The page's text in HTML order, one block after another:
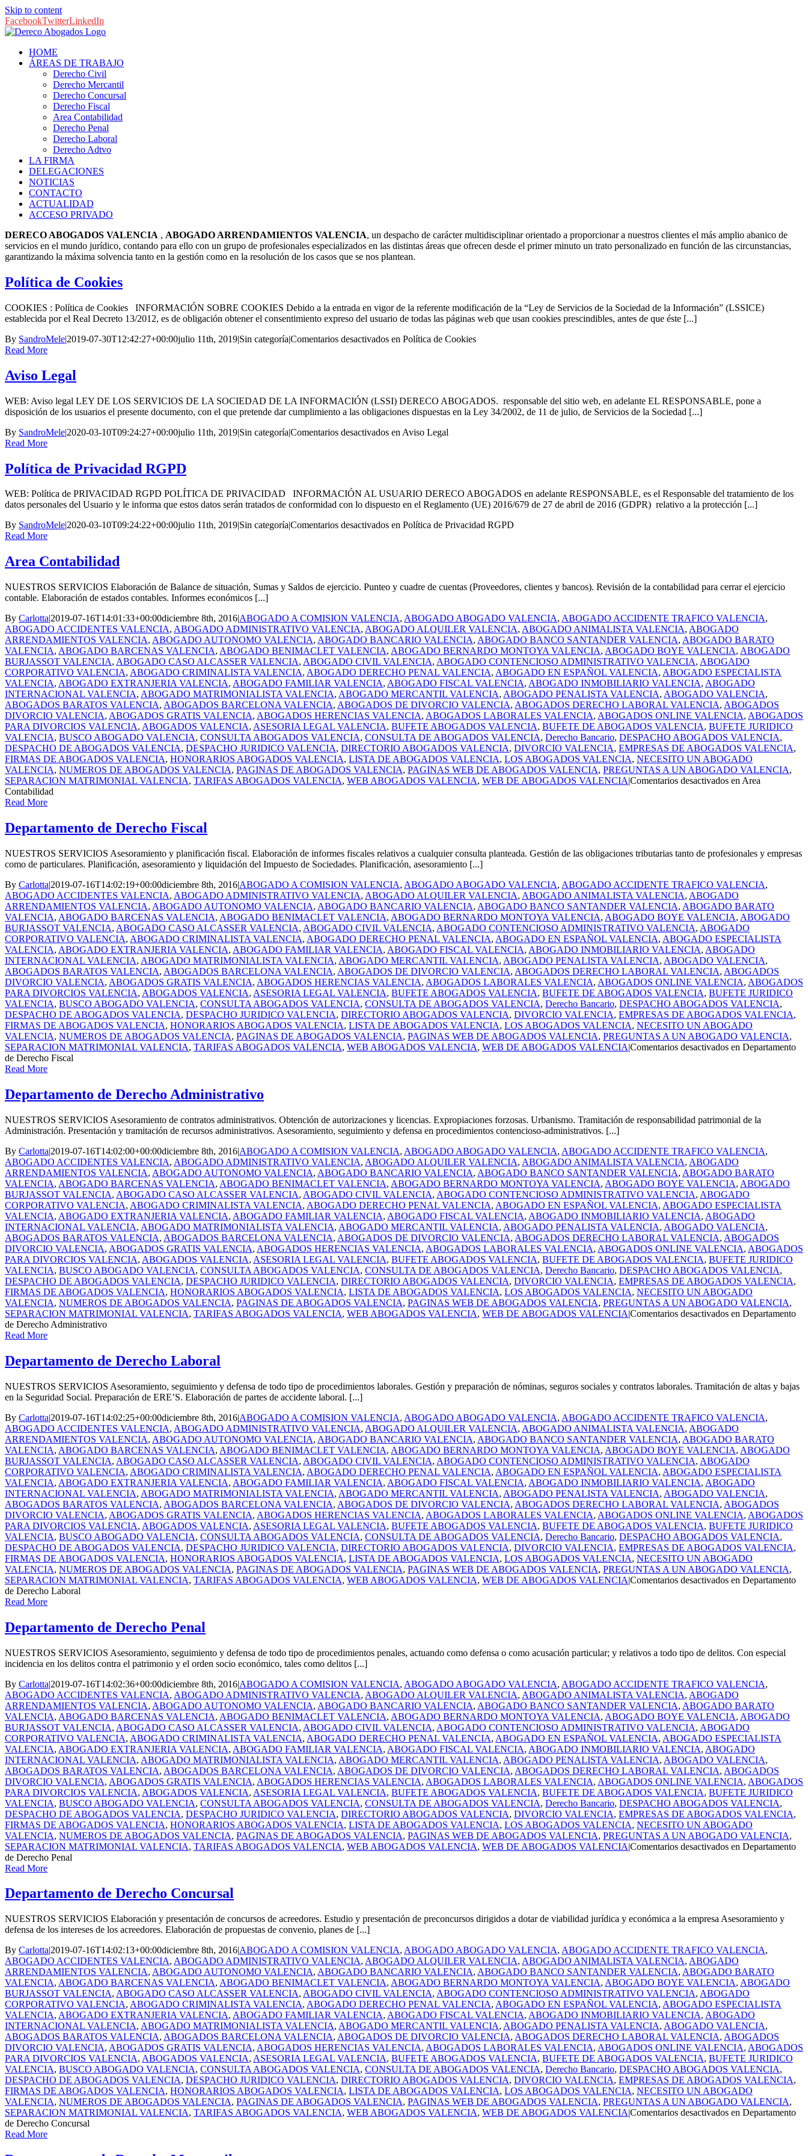
Skip to content
FacebookTwitterLinkedIn
HOME
ÁREAS DE TRABAJO
Derecho Civil
Derecho Mercantil
Derecho Concursal
Derecho Fiscal
Area Contabilidad
Derecho Penal
Derecho Laboral
Derecho Adtvo
LA FIRMA
DELEGACIONES
NOTICIAS
CONTACTO
ACTUALIDAD
ACCESO PRIVADO
DERECO ABOGADOS VALENCIA , ABOGADO ARRENDAMIENTOS VALENCIA, un despacho de carácter multidisciplinar orientado a proporcionar a nuestros clientes el más amplio abanico de
servicios en el mundo jurídico, contando para ello con un grupo de profesionales especializados en las distintas áreas que ofrecen desde el primer minuto un trato personalizado en función de las circunstancias,
garantizando la máxima solvencia tanto en la gestión como en la resolución de los casos que se nos plantean.
Política de Cookies
COOKIES : Política de Cookies INFORMACIÓN SOBRE COOKIES Debido a la entrada en vigor de la referente modificación de la “Ley de Servicios de la Sociedad de la Información” (LSSICE)
establecida por el Real Decreto 13/2012, es de obligación obtener el consentimiento expreso del usuario de todas las páginas web que usan cookies prescindibles, antes de que éste [...]
By SandroMele|2019-07-30T12:42:27+00:00julio 11th, 2019|Sin categoría|Comentarios desactivados en Política de Cookies
Read More
Aviso Legal
WEB: Aviso legal LEY DE LOS SERVICIOS DE LA SOCIEDAD DE LA INFORMACIÓN (LSSI) DERECO ABOGADOS. responsable del sitio web, en adelante EL RESPONSABLE, pone a
disposición de los usuarios el presente documento, con el que pretende dar cumplimiento a las obligaciones dispuestas en la Ley 34/2002, de 11 de julio, de Servicios de la Sociedad [...]
By SandroMele|2020-03-10T09:24:27+00:00julio 11th, 2019|Sin categoría|Comentarios desactivados en Aviso Legal
Read More
Política de Privacidad RGPD
WEB: Política de PRIVACIDAD RGPD POLÍTICA DE PRIVACIDAD INFORMACIÓN AL USUARIO DERECO ABOGADOS en adelante RESPONSABLE, es el Responsable del tratamiento de los
datos personales del Usuario y le informa que estos datos serán tratados de conformidad con lo dispuesto en el Reglamento (UE) 2016/679 de 27 de abril de 2016 (GDPR) relativo a la protección [...]
By SandroMele|2020-03-10T09:24:22+00:00julio 11th, 2019|Sin categoría|Comentarios desactivados en Política de Privacidad RGPD
Read More
Area Contabilidad
NUESTROS SERVICIOS Elaboración de Balance de situación, Sumas y Saldos de ejercicio. Punteo y cuadre de cuentas (Proveedores, clientes y bancos). Revisión de la contabilidad para cerrar el ejercicio
contable. Elaboración de estados contables. Informes económicos [...]
By Carlotta|2019-07-16T14:01:33+00:00diciembre 8th, 2016|ABOGADO A COMISION VALENCIA, ABOGADO ABOGADO VALENCIA, ABOGADO ACCIDENTE TRAFICO VALENCIA,
ABOGADO ACCIDENTES VALENCIA, ABOGADO ADMINISTRATIVO VALENCIA, ABOGADO ALQUILER VALENCIA, ABOGADO ANIMALISTA VALENCIA, ABOGADO
ARRENDAMIENTOS VALENCIA, ABOGADO AUTONOMO VALENCIA, ABOGADO BANCARIO VALENCIA, ABOGADO BANCO SANTANDER VALENCIA, ABOGADO BARATO
VALENCIA, ABOGADO BARCENAS VALENCIA, ABOGADO BENIMACLET VALENCIA, ABOGADO BERNARDO MONTOYA VALENCIA, ABOGADO BOYE VALENCIA, ABOGADO
BURJASSOT VALENCIA, ABOGADO CASO ALCASSER VALENCIA, ABOGADO CIVIL VALENCIA, ABOGADO CONTENCIOSO ADMINISTRATIVO VALENCIA, ABOGADO
CORPORATIVO VALENCIA, ABOGADO CRIMINALISTA VALENCIA, ABOGADO DERECHO PENAL VALENCIA, ABOGADO EN ESPAÑOL VALENCIA, ABOGADO ESPECIALISTA
VALENCIA, ABOGADO EXTRANJERIA VALENCIA, ABOGADO FAMILIAR VALENCIA, ABOGADO FISCAL VALENCIA, ABOGADO INMOBILIARIO VALENCIA, ABOGADO
INTERNACIONAL VALENCIA, ABOGADO MATRIMONIALISTA VALENCIA, ABOGADO MERCANTIL VALENCIA, ABOGADO PENALISTA VALENCIA, ABOGADO VALENCIA,
ABOGADOS BARATOS VALENCIA, ABOGADOS BARCELONA VALENCIA, ABOGADOS DE DIVORCIO VALENCIA, ABOGADOS DERECHO LABORAL VALENCIA, ABOGADOS
DIVORCIO VALENCIA, ABOGADOS GRATIS VALENCIA, ABOGADOS HERENCIAS VALENCIA, ABOGADOS LABORALES VALENCIA, ABOGADOS ONLINE VALENCIA, ABOGADOS
PARA DIVORCIOS VALENCIA, ABOGADOS VALENCIA, ASESORIA LEGAL VALENCIA, BUFETE ABOGADOS VALENCIA, BUFETE DE ABOGADOS VALENCIA, BUFETE JURIDICO
VALENCIA, BUSCO ABOGADO VALENCIA, CONSULTA ABOGADOS VALENCIA, CONSULTA DE ABOGADOS VALENCIA, Derecho Bancario, DESPACHO ABOGADOS VALENCIA,
DESPACHO DE ABOGADOS VALENCIA, DESPACHO JURIDICO VALENCIA, DIRECTORIO ABOGADOS VALENCIA, DIVORCIO VALENCIA, EMPRESAS DE ABOGADOS VALENCIA,
FIRMAS DE ABOGADOS VALENCIA, HONORARIOS ABOGADOS VALENCIA, LISTA DE ABOGADOS VALENCIA, LOS ABOGADOS VALENCIA, NECESITO UN ABOGADO
VALENCIA, NUMEROS DE ABOGADOS VALENCIA, PAGINAS DE ABOGADOS VALENCIA, PAGINAS WEB DE ABOGADOS VALENCIA, PREGUNTAS A UN ABOGADO VALENCIA,
SEPARACION MATRIMONIAL VALENCIA, TARIFAS ABOGADOS VALENCIA, WEB ABOGADOS VALENCIA, WEB DE ABOGADOS VALENCIA|Comentarios desactivados en Area
Contabilidad
Read More
Departamento de Derecho Fiscal
NUESTROS SERVICIOS Asesoramiento y planificación fiscal. Elaboración de informes fiscales relativos a cualquier consulta planteada. Gestión de las obligaciones tributarias tanto de profesionales y empresas
como de particulares. Planificación, asesoramiento y liquidación del Impuesto de Sociedades. Planificación, asesoramiento [...]
By Carlotta|2019-07-16T14:02:19+00:00diciembre 8th, 2016|ABOGADO A COMISION VALENCIA, ABOGADO ABOGADO VALENCIA, ABOGADO ACCIDENTE TRAFICO VALENCIA,
ABOGADO ACCIDENTES VALENCIA, ABOGADO ADMINISTRATIVO VALENCIA, ABOGADO ALQUILER VALENCIA, ABOGADO ANIMALISTA VALENCIA, ABOGADO
ARRENDAMIENTOS VALENCIA, ABOGADO AUTONOMO VALENCIA, ABOGADO BANCARIO VALENCIA, ABOGADO BANCO SANTANDER VALENCIA, ABOGADO BARATO
VALENCIA, ABOGADO BARCENAS VALENCIA, ABOGADO BENIMACLET VALENCIA, ABOGADO BERNARDO MONTOYA VALENCIA, ABOGADO BOYE VALENCIA, ABOGADO
BURJASSOT VALENCIA, ABOGADO CASO ALCASSER VALENCIA, ABOGADO CIVIL VALENCIA, ABOGADO CONTENCIOSO ADMINISTRATIVO VALENCIA, ABOGADO
CORPORATIVO VALENCIA, ABOGADO CRIMINALISTA VALENCIA, ABOGADO DERECHO PENAL VALENCIA, ABOGADO EN ESPAÑOL VALENCIA, ABOGADO ESPECIALISTA
VALENCIA, ABOGADO EXTRANJERIA VALENCIA, ABOGADO FAMILIAR VALENCIA, ABOGADO FISCAL VALENCIA, ABOGADO INMOBILIARIO VALENCIA, ABOGADO
INTERNACIONAL VALENCIA, ABOGADO MATRIMONIALISTA VALENCIA, ABOGADO MERCANTIL VALENCIA, ABOGADO PENALISTA VALENCIA, ABOGADO VALENCIA,
ABOGADOS BARATOS VALENCIA, ABOGADOS BARCELONA VALENCIA, ABOGADOS DE DIVORCIO VALENCIA, ABOGADOS DERECHO LABORAL VALENCIA, ABOGADOS
DIVORCIO VALENCIA, ABOGADOS GRATIS VALENCIA, ABOGADOS HERENCIAS VALENCIA, ABOGADOS LABORALES VALENCIA, ABOGADOS ONLINE VALENCIA, ABOGADOS
PARA DIVORCIOS VALENCIA, ABOGADOS VALENCIA, ASESORIA LEGAL VALENCIA, BUFETE ABOGADOS VALENCIA, BUFETE DE ABOGADOS VALENCIA, BUFETE JURIDICO
VALENCIA, BUSCO ABOGADO VALENCIA, CONSULTA ABOGADOS VALENCIA, CONSULTA DE ABOGADOS VALENCIA, Derecho Bancario, DESPACHO ABOGADOS VALENCIA,
DESPACHO DE ABOGADOS VALENCIA, DESPACHO JURIDICO VALENCIA, DIRECTORIO ABOGADOS VALENCIA, DIVORCIO VALENCIA, EMPRESAS DE ABOGADOS VALENCIA,
FIRMAS DE ABOGADOS VALENCIA, HONORARIOS ABOGADOS VALENCIA, LISTA DE ABOGADOS VALENCIA, LOS ABOGADOS VALENCIA, NECESITO UN ABOGADO
VALENCIA, NUMEROS DE ABOGADOS VALENCIA, PAGINAS DE ABOGADOS VALENCIA, PAGINAS WEB DE ABOGADOS VALENCIA, PREGUNTAS A UN ABOGADO VALENCIA,
SEPARACION MATRIMONIAL VALENCIA, TARIFAS ABOGADOS VALENCIA, WEB ABOGADOS VALENCIA, WEB DE ABOGADOS VALENCIA|Comentarios desactivados en Departamento
de Derecho Fiscal
Read More
Departamento de Derecho Administrativo
NUESTROS SERVICIOS Asesoramiento de contratos administrativos. Obtención de autorizaciones y licencias. Expropiaciones forzosas. Urbanismo. Tramitación de responsabilidad patrimonial de la
Administración. Presentación y tramitación de recursos administrativos. Asesoramiento, seguimiento y defensa en procedimientos contencioso-administrativos. [...]
By Carlotta|2019-07-16T14:02:00+00:00diciembre 8th, 2016|ABOGADO A COMISION VALENCIA, ABOGADO ABOGADO VALENCIA, ABOGADO ACCIDENTE TRAFICO VALENCIA,
ABOGADO ACCIDENTES VALENCIA, ABOGADO ADMINISTRATIVO VALENCIA, ABOGADO ALQUILER VALENCIA, ABOGADO ANIMALISTA VALENCIA, ABOGADO
ARRENDAMIENTOS VALENCIA, ABOGADO AUTONOMO VALENCIA, ABOGADO BANCARIO VALENCIA, ABOGADO BANCO SANTANDER VALENCIA, ABOGADO BARATO
VALENCIA, ABOGADO BARCENAS VALENCIA, ABOGADO BENIMACLET VALENCIA, ABOGADO BERNARDO MONTOYA VALENCIA, ABOGADO BOYE VALENCIA, ABOGADO
BURJASSOT VALENCIA, ABOGADO CASO ALCASSER VALENCIA, ABOGADO CIVIL VALENCIA, ABOGADO CONTENCIOSO ADMINISTRATIVO VALENCIA, ABOGADO
CORPORATIVO VALENCIA, ABOGADO CRIMINALISTA VALENCIA, ABOGADO DERECHO PENAL VALENCIA, ABOGADO EN ESPAÑOL VALENCIA, ABOGADO ESPECIALISTA
VALENCIA, ABOGADO EXTRANJERIA VALENCIA, ABOGADO FAMILIAR VALENCIA, ABOGADO FISCAL VALENCIA, ABOGADO INMOBILIARIO VALENCIA, ABOGADO
INTERNACIONAL VALENCIA, ABOGADO MATRIMONIALISTA VALENCIA, ABOGADO MERCANTIL VALENCIA, ABOGADO PENALISTA VALENCIA, ABOGADO VALENCIA,
ABOGADOS BARATOS VALENCIA, ABOGADOS BARCELONA VALENCIA, ABOGADOS DE DIVORCIO VALENCIA, ABOGADOS DERECHO LABORAL VALENCIA, ABOGADOS
DIVORCIO VALENCIA, ABOGADOS GRATIS VALENCIA, ABOGADOS HERENCIAS VALENCIA, ABOGADOS LABORALES VALENCIA, ABOGADOS ONLINE VALENCIA, ABOGADOS
PARA DIVORCIOS VALENCIA, ABOGADOS VALENCIA, ASESORIA LEGAL VALENCIA, BUFETE ABOGADOS VALENCIA, BUFETE DE ABOGADOS VALENCIA, BUFETE JURIDICO
VALENCIA, BUSCO ABOGADO VALENCIA, CONSULTA ABOGADOS VALENCIA, CONSULTA DE ABOGADOS VALENCIA, Derecho Bancario, DESPACHO ABOGADOS VALENCIA,
DESPACHO DE ABOGADOS VALENCIA, DESPACHO JURIDICO VALENCIA, DIRECTORIO ABOGADOS VALENCIA, DIVORCIO VALENCIA, EMPRESAS DE ABOGADOS VALENCIA,
FIRMAS DE ABOGADOS VALENCIA, HONORARIOS ABOGADOS VALENCIA, LISTA DE ABOGADOS VALENCIA, LOS ABOGADOS VALENCIA, NECESITO UN ABOGADO
VALENCIA, NUMEROS DE ABOGADOS VALENCIA, PAGINAS DE ABOGADOS VALENCIA, PAGINAS WEB DE ABOGADOS VALENCIA, PREGUNTAS A UN ABOGADO VALENCIA,
SEPARACION MATRIMONIAL VALENCIA, TARIFAS ABOGADOS VALENCIA, WEB ABOGADOS VALENCIA, WEB DE ABOGADOS VALENCIA|Comentarios desactivados en Departamento
de Derecho Administrativo
Read More
Departamento de Derecho Laboral
NUESTROS SERVICIOS Asesoramiento, seguimiento y defensa de todo tipo de procedimientos laborales. Gestión y preparación de nóminas, seguros sociales y contratos laborales. Tramitación de altas y bajas
en la Seguridad Social. Preparación de ERE’S. Elaboración de partes de accidente laboral. [...]
By Carlotta|2019-07-16T14:02:25+00:00diciembre 8th, 2016|ABOGADO A COMISION VALENCIA, ABOGADO ABOGADO VALENCIA, ABOGADO ACCIDENTE TRAFICO VALENCIA,
ABOGADO ACCIDENTES VALENCIA, ABOGADO ADMINISTRATIVO VALENCIA, ABOGADO ALQUILER VALENCIA, ABOGADO ANIMALISTA VALENCIA, ABOGADO
ARRENDAMIENTOS VALENCIA, ABOGADO AUTONOMO VALENCIA, ABOGADO BANCARIO VALENCIA, ABOGADO BANCO SANTANDER VALENCIA, ABOGADO BARATO
VALENCIA, ABOGADO BARCENAS VALENCIA, ABOGADO BENIMACLET VALENCIA, ABOGADO BERNARDO MONTOYA VALENCIA, ABOGADO BOYE VALENCIA, ABOGADO
BURJASSOT VALENCIA, ABOGADO CASO ALCASSER VALENCIA, ABOGADO CIVIL VALENCIA, ABOGADO CONTENCIOSO ADMINISTRATIVO VALENCIA, ABOGADO
CORPORATIVO VALENCIA, ABOGADO CRIMINALISTA VALENCIA, ABOGADO DERECHO PENAL VALENCIA, ABOGADO EN ESPAÑOL VALENCIA, ABOGADO ESPECIALISTA
VALENCIA, ABOGADO EXTRANJERIA VALENCIA, ABOGADO FAMILIAR VALENCIA, ABOGADO FISCAL VALENCIA, ABOGADO INMOBILIARIO VALENCIA, ABOGADO
INTERNACIONAL VALENCIA, ABOGADO MATRIMONIALISTA VALENCIA, ABOGADO MERCANTIL VALENCIA, ABOGADO PENALISTA VALENCIA, ABOGADO VALENCIA,
ABOGADOS BARATOS VALENCIA, ABOGADOS BARCELONA VALENCIA, ABOGADOS DE DIVORCIO VALENCIA, ABOGADOS DERECHO LABORAL VALENCIA, ABOGADOS
DIVORCIO VALENCIA, ABOGADOS GRATIS VALENCIA, ABOGADOS HERENCIAS VALENCIA, ABOGADOS LABORALES VALENCIA, ABOGADOS ONLINE VALENCIA, ABOGADOS
PARA DIVORCIOS VALENCIA, ABOGADOS VALENCIA, ASESORIA LEGAL VALENCIA, BUFETE ABOGADOS VALENCIA, BUFETE DE ABOGADOS VALENCIA, BUFETE JURIDICO
VALENCIA, BUSCO ABOGADO VALENCIA, CONSULTA ABOGADOS VALENCIA, CONSULTA DE ABOGADOS VALENCIA, Derecho Bancario, DESPACHO ABOGADOS VALENCIA,
DESPACHO DE ABOGADOS VALENCIA, DESPACHO JURIDICO VALENCIA, DIRECTORIO ABOGADOS VALENCIA, DIVORCIO VALENCIA, EMPRESAS DE ABOGADOS VALENCIA,
FIRMAS DE ABOGADOS VALENCIA, HONORARIOS ABOGADOS VALENCIA, LISTA DE ABOGADOS VALENCIA, LOS ABOGADOS VALENCIA, NECESITO UN ABOGADO
VALENCIA, NUMEROS DE ABOGADOS VALENCIA, PAGINAS DE ABOGADOS VALENCIA, PAGINAS WEB DE ABOGADOS VALENCIA, PREGUNTAS A UN ABOGADO VALENCIA,
SEPARACION MATRIMONIAL VALENCIA, TARIFAS ABOGADOS VALENCIA, WEB ABOGADOS VALENCIA, WEB DE ABOGADOS VALENCIA|Comentarios desactivados en Departamento
de Derecho Laboral
Read More
Departamento de Derecho Penal
NUESTROS SERVICIOS Asesoramiento, seguimiento y defensa de todo tipo de procedimientos penales, actuando como defensa o como acusación particular; y relativos a todo tipo de delitos. Con especial
incidencia en los delitos contra el patrimonio y el orden socio económico, tales como delitos [...]
By Carlotta|2019-07-16T14:02:36+00:00diciembre 8th, 2016|ABOGADO A COMISION VALENCIA, ABOGADO ABOGADO VALENCIA, ABOGADO ACCIDENTE TRAFICO VALENCIA,
ABOGADO ACCIDENTES VALENCIA, ABOGADO ADMINISTRATIVO VALENCIA, ABOGADO ALQUILER VALENCIA, ABOGADO ANIMALISTA VALENCIA, ABOGADO
ARRENDAMIENTOS VALENCIA, ABOGADO AUTONOMO VALENCIA, ABOGADO BANCARIO VALENCIA, ABOGADO BANCO SANTANDER VALENCIA, ABOGADO BARATO
VALENCIA, ABOGADO BARCENAS VALENCIA, ABOGADO BENIMACLET VALENCIA, ABOGADO BERNARDO MONTOYA VALENCIA, ABOGADO BOYE VALENCIA, ABOGADO
BURJASSOT VALENCIA, ABOGADO CASO ALCASSER VALENCIA, ABOGADO CIVIL VALENCIA, ABOGADO CONTENCIOSO ADMINISTRATIVO VALENCIA, ABOGADO
CORPORATIVO VALENCIA, ABOGADO CRIMINALISTA VALENCIA, ABOGADO DERECHO PENAL VALENCIA, ABOGADO EN ESPAÑOL VALENCIA, ABOGADO ESPECIALISTA
VALENCIA, ABOGADO EXTRANJERIA VALENCIA, ABOGADO FAMILIAR VALENCIA, ABOGADO FISCAL VALENCIA, ABOGADO INMOBILIARIO VALENCIA, ABOGADO
INTERNACIONAL VALENCIA, ABOGADO MATRIMONIALISTA VALENCIA, ABOGADO MERCANTIL VALENCIA, ABOGADO PENALISTA VALENCIA, ABOGADO VALENCIA,
ABOGADOS BARATOS VALENCIA, ABOGADOS BARCELONA VALENCIA, ABOGADOS DE DIVORCIO VALENCIA, ABOGADOS DERECHO LABORAL VALENCIA, ABOGADOS
DIVORCIO VALENCIA, ABOGADOS GRATIS VALENCIA, ABOGADOS HERENCIAS VALENCIA, ABOGADOS LABORALES VALENCIA, ABOGADOS ONLINE VALENCIA, ABOGADOS
PARA DIVORCIOS VALENCIA, ABOGADOS VALENCIA, ASESORIA LEGAL VALENCIA, BUFETE ABOGADOS VALENCIA, BUFETE DE ABOGADOS VALENCIA, BUFETE JURIDICO
VALENCIA, BUSCO ABOGADO VALENCIA, CONSULTA ABOGADOS VALENCIA, CONSULTA DE ABOGADOS VALENCIA, Derecho Bancario, DESPACHO ABOGADOS VALENCIA,
DESPACHO DE ABOGADOS VALENCIA, DESPACHO JURIDICO VALENCIA, DIRECTORIO ABOGADOS VALENCIA, DIVORCIO VALENCIA, EMPRESAS DE ABOGADOS VALENCIA,
FIRMAS DE ABOGADOS VALENCIA, HONORARIOS ABOGADOS VALENCIA, LISTA DE ABOGADOS VALENCIA, LOS ABOGADOS VALENCIA, NECESITO UN ABOGADO
VALENCIA, NUMEROS DE ABOGADOS VALENCIA, PAGINAS DE ABOGADOS VALENCIA, PAGINAS WEB DE ABOGADOS VALENCIA, PREGUNTAS A UN ABOGADO VALENCIA,
SEPARACION MATRIMONIAL VALENCIA, TARIFAS ABOGADOS VALENCIA, WEB ABOGADOS VALENCIA, WEB DE ABOGADOS VALENCIA|Comentarios desactivados en Departamento
de Derecho Penal
Read More
Departamento de Derecho Concursal
NUESTROS SERVICIOS Elaboración y presentación de concursos de acreedores. Estudio y presentación de preconcursos dirigidos a dotar de viabilidad jurídica y económica a la empresa Asesoramiento y
defensa de los intereses de los acreedores. Elaboración de propuestas de convenio, planes de [...]
By Carlotta|2019-07-16T14:02:13+00:00diciembre 8th, 2016|ABOGADO A COMISION VALENCIA, ABOGADO ABOGADO VALENCIA, ABOGADO ACCIDENTE TRAFICO VALENCIA,
ABOGADO ACCIDENTES VALENCIA, ABOGADO ADMINISTRATIVO VALENCIA, ABOGADO ALQUILER VALENCIA, ABOGADO ANIMALISTA VALENCIA, ABOGADO
ARRENDAMIENTOS VALENCIA, ABOGADO AUTONOMO VALENCIA, ABOGADO BANCARIO VALENCIA, ABOGADO BANCO SANTANDER VALENCIA, ABOGADO BARATO
VALENCIA, ABOGADO BARCENAS VALENCIA, ABOGADO BENIMACLET VALENCIA, ABOGADO BERNARDO MONTOYA VALENCIA, ABOGADO BOYE VALENCIA, ABOGADO
BURJASSOT VALENCIA, ABOGADO CASO ALCASSER VALENCIA, ABOGADO CIVIL VALENCIA, ABOGADO CONTENCIOSO ADMINISTRATIVO VALENCIA, ABOGADO
CORPORATIVO VALENCIA, ABOGADO CRIMINALISTA VALENCIA, ABOGADO DERECHO PENAL VALENCIA, ABOGADO EN ESPAÑOL VALENCIA, ABOGADO ESPECIALISTA
VALENCIA, ABOGADO EXTRANJERIA VALENCIA, ABOGADO FAMILIAR VALENCIA, ABOGADO FISCAL VALENCIA, ABOGADO INMOBILIARIO VALENCIA, ABOGADO
INTERNACIONAL VALENCIA, ABOGADO MATRIMONIALISTA VALENCIA, ABOGADO MERCANTIL VALENCIA, ABOGADO PENALISTA VALENCIA, ABOGADO VALENCIA,
ABOGADOS BARATOS VALENCIA, ABOGADOS BARCELONA VALENCIA, ABOGADOS DE DIVORCIO VALENCIA, ABOGADOS DERECHO LABORAL VALENCIA, ABOGADOS
DIVORCIO VALENCIA, ABOGADOS GRATIS VALENCIA, ABOGADOS HERENCIAS VALENCIA, ABOGADOS LABORALES VALENCIA, ABOGADOS ONLINE VALENCIA, ABOGADOS
PARA DIVORCIOS VALENCIA, ABOGADOS VALENCIA, ASESORIA LEGAL VALENCIA, BUFETE ABOGADOS VALENCIA, BUFETE DE ABOGADOS VALENCIA, BUFETE JURIDICO
VALENCIA, BUSCO ABOGADO VALENCIA, CONSULTA ABOGADOS VALENCIA, CONSULTA DE ABOGADOS VALENCIA, Derecho Bancario, DESPACHO ABOGADOS VALENCIA,
DESPACHO DE ABOGADOS VALENCIA, DESPACHO JURIDICO VALENCIA, DIRECTORIO ABOGADOS VALENCIA, DIVORCIO VALENCIA, EMPRESAS DE ABOGADOS VALENCIA,
FIRMAS DE ABOGADOS VALENCIA, HONORARIOS ABOGADOS VALENCIA, LISTA DE ABOGADOS VALENCIA, LOS ABOGADOS VALENCIA, NECESITO UN ABOGADO
VALENCIA, NUMEROS DE ABOGADOS VALENCIA, PAGINAS DE ABOGADOS VALENCIA, PAGINAS WEB DE ABOGADOS VALENCIA, PREGUNTAS A UN ABOGADO VALENCIA,
SEPARACION MATRIMONIAL VALENCIA, TARIFAS ABOGADOS VALENCIA, WEB ABOGADOS VALENCIA, WEB DE ABOGADOS VALENCIA|Comentarios desactivados en Departamento
de Derecho Concursal
Read More